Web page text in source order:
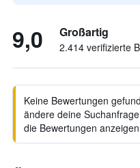
9,0 Großartig
2.414 verifizierte
Keine Bewertungen
ändere deine
die Bewertungen